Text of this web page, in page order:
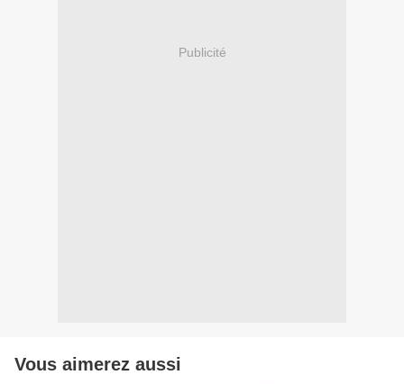
Publicité
Vous aimerez aussi